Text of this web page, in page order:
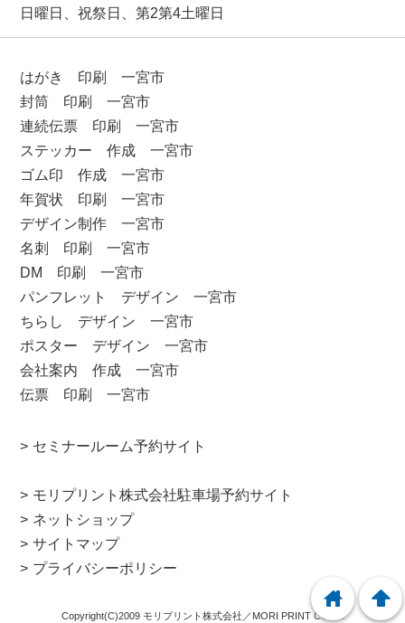
はがき 印刷 一宮市
封筒 印刷 一宮市
連続伝票 印刷 一宮市
ステッカー 作成 一宮市
ゴム印 作成 一宮市
年賀状 印刷 一宮市
デザイン制作 一宮市
名刺 印刷 一宮市
DM 印刷 一宮市
パンフレット デザイン 一宮市
ちらし デザイン 一宮市
ポスター デザイン 一宮市
会社案内 作成 一宮市
伝票 印刷 一宮市
セミナールーム予約サイト
モリプリント株式会社駐車場予約サイト
ネットショップ
サイトマップ
プライバシーポリシー
日曜日、祝祭日、第2第4土曜日
Copyright(C)2009 モリプリント株式会社／MORI PRINT CORP.
arrowup
home